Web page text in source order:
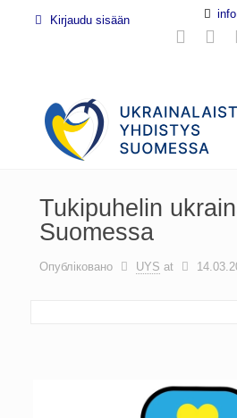
Kirjaudu sisään
Tukipuhelin
Suomessa
Опубліковано UYS at